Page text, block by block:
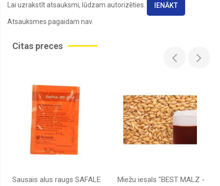
Lai uzrakstīt atsauksmi, lūdzam autorizēties. IENĀKT
Atsauksmes pagaidam nav.
Citas preces
Sausais alus raugs SAFALE
Miežu iesals "BEST MALZ -